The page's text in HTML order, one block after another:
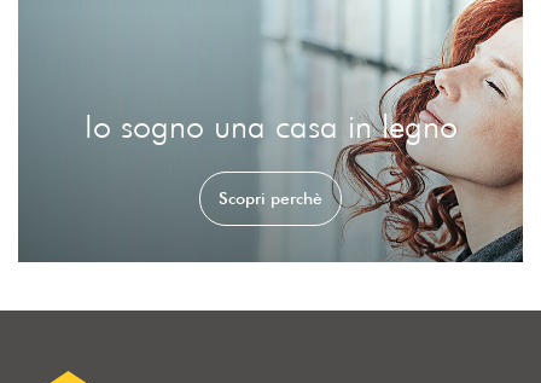
Io sogno una casa in legno
Scopri perchè